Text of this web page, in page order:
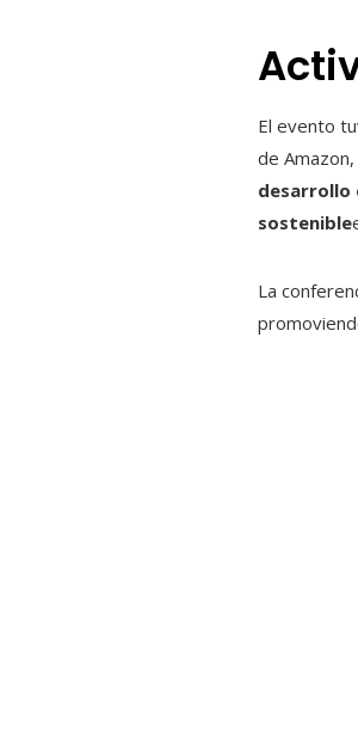
El evento
de Amazon,
desarrollo
sostenible
La